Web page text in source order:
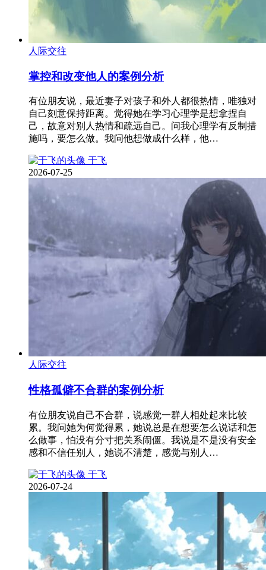
人际交往
掌控和改变他人的案例分析
有位朋友说，最近妻子对孩子和外人都很热情，唯独对
自己刻意保持距离。觉得她在学习心理学是想拿捏自
己，故意对别人热情和疏远自己。问我心理学有反制措
施吗，要怎么做。我问他想做成什么样，他…
于飞
2026-07-25
人际交往
性格孤僻不合群的案例分析
有位朋友说自己不合群，说感觉一群人相处起来比较
累。我问她为何觉得累，她说总是在想要怎么说话和怎
么做事，怕没有分寸把关系闹僵。我说是不是没有安全
感和不信任别人，她说不清楚，感觉与别人…
于飞
2026-07-24